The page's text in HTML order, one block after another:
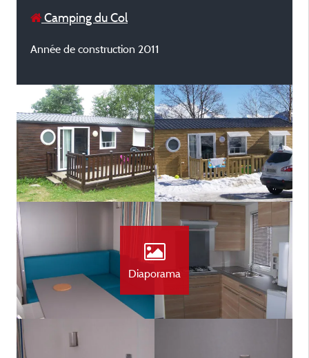
Camping du Col
Année de construction 2011
Diaporama